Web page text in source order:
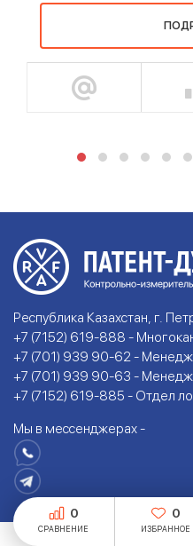
Республика Казахстан, г.
+7 (7152) 619-888 -
+7 (701) 939 90-62 -
+7 (701) 939 90-63 -
+7 (7152) 619-885 - Отдел
Мы в мессенджерах -
0
СРАВНЕНИЕ
0
ИЗБРАННОЕ